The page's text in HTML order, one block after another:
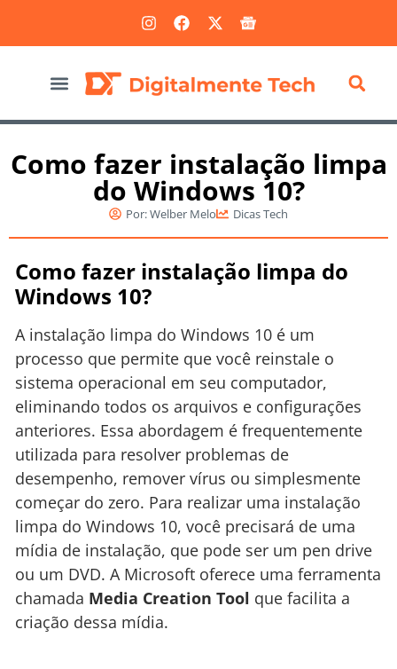
Como fazer instalação limpa
do Windows 10?
Por:Welber Melo Dicas Tech
Como fazer instalação limpa do
Windows 10?
A instalação limpa do Windows 10 é um
processo que permite que você reinstale o
sistema operacional em seu computador,
eliminando todos os arquivos e configurações
anteriores. Essa abordagem é frequentemente
utilizada para resolver problemas de
desempenho, remover vírus ou simplesmente
começar do zero. Para realizar uma instalação
limpa do Windows 10, você precisará de uma
mídia de instalação, que pode ser um pen drive
ou um DVD. A Microsoft oferece uma ferramenta
chamada Media Creation Tool que facilita a
criação dessa mídia.